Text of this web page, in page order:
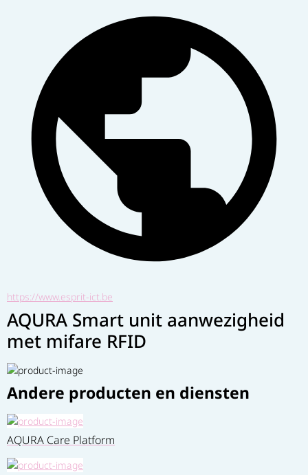
https://www.esprit-ict.be
AQURA Smart unit aanwezigheid
met mifare RFID
Andere producten en diensten
AQURA Care Platform